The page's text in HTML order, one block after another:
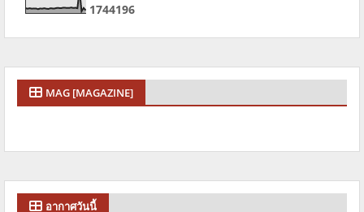
1744196
MAG [MAGAZINE]
อากาศวันนี้